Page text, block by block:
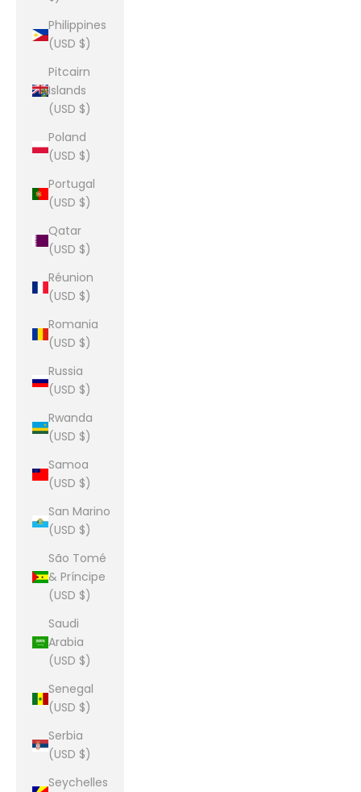
Philippines
(USD $)
Pitcairn
Islands
(USD $)
Poland
(USD $)
Portugal
(USD $)
Qatar
(USD $)
Réunion
(USD $)
Romania
(USD $)
Russia
(USD $)
Rwanda
(USD $)
Samoa
(USD $)
San Marino
(USD $)
São Tomé
& Príncipe
(USD $)
Saudi
Arabia
(USD $)
Senegal
(USD $)
Serbia
(USD $)
Seychelles